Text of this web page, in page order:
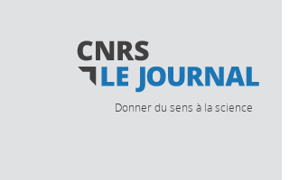
Donner du sens à la science